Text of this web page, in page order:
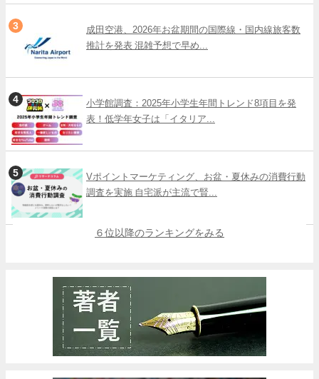
成田空港、2026年お盆期間の国際線・国内線旅客数
推計を発表 混雑予想で早め...
小学館調査：2025年小学生年間トレンド8項目を発
表！低学年女子は「イタリア...
Vポイントマーケティング、お盆・夏休みの消費行動
調査を実施 自宅派が主流で賢...
６位以降のランキングをみる